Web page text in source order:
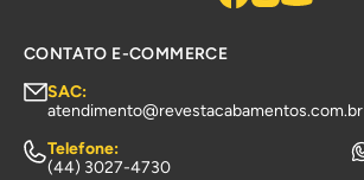
CONTATO E-COMMERCE
SAC:
atendimento@revestacabamentos.com.br
Telefone:
(44) 3027-4730